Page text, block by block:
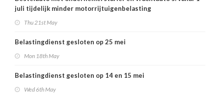
juli tijdelijk minder motorrijtuigenbelasting
Thu 21st May
Belastingdienst gesloten op 25 mei
Mon 18th May
Belastingdienst gesloten op 14 en 15 mei
Wed 6th May